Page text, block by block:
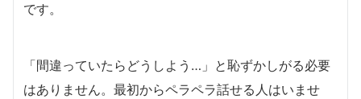
です。
「間違っていたらどうしよう…」と恥ずかしがる必要
はありません。最初からペラペラ話せる人はいませ